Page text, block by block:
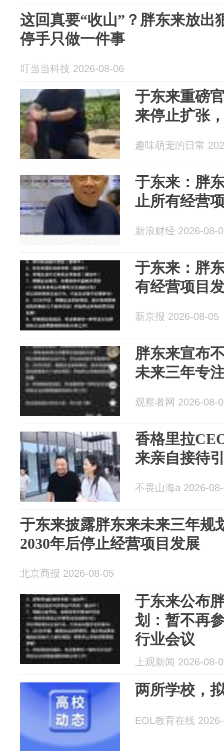
这回真要“收山”？胖东来放出
停手只做一件事
叮当当科技 2026-08-06
于东来重磅
来停止扩张
趣味萌宠的日常
于东来：胖
止所有经营
新浪财经 2026-08-
于东来：胖
有经营项目
新京报 2026-08-05
胖东来宣布
未来三年专
观察者网 2026-08-
香格里拉
来亲自接待
不畏山海a 2026-
于东来披露胖东来未来三年规
2030年后停止经营项目发展
北京商报 2026-08-05
于东来公布
划：暂不再
行业会议
上观新闻 2026-08-
两所学校，
EOL教育在线